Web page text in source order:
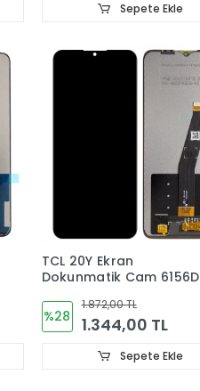
Sepete Ekle
TCL 20Y Ekran
Dokunmatik Cam 6156D
%28
1.872,00 TL
1.344,00 TL
Sepete Ekle